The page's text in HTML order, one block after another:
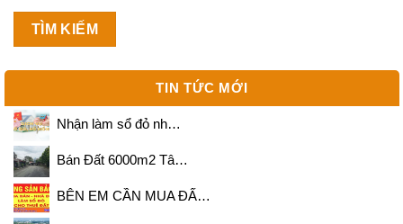
TIN TỨC MỚI
Nhận làm sổ đỏ nh…
Bán Đất 6000m2 Tâ…
BÊN EM CẦN MUA ĐẤ…